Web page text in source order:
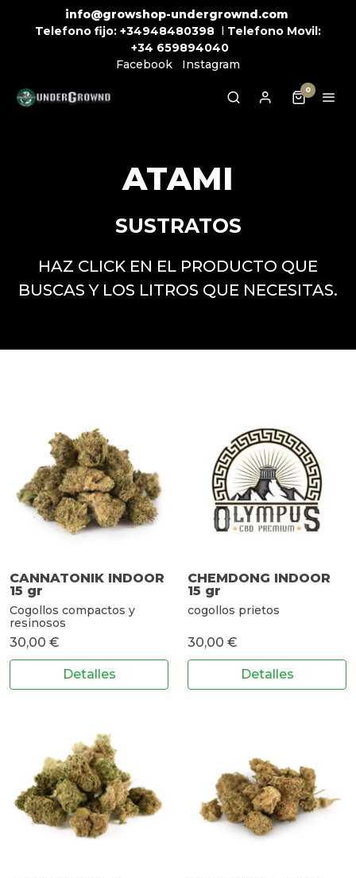
info@growshop-undergrownd.com
Telefono fijo: +34948480398 l Telefono Movil:
+34 659894040
Facebook
Instagram
0
ATAMI
SUSTRATOS
HAZ CLICK EN EL PRODUCTO QUE
BUSCAS Y LOS LITROS QUE NECESITAS.
CANNATONIK INDOOR
15 gr
Cogollos compactos y
resinosos
30,00 €
Detalles
CHEMDONG INDOOR
15 gr
cogollos prietos
30,00 €
Detalles